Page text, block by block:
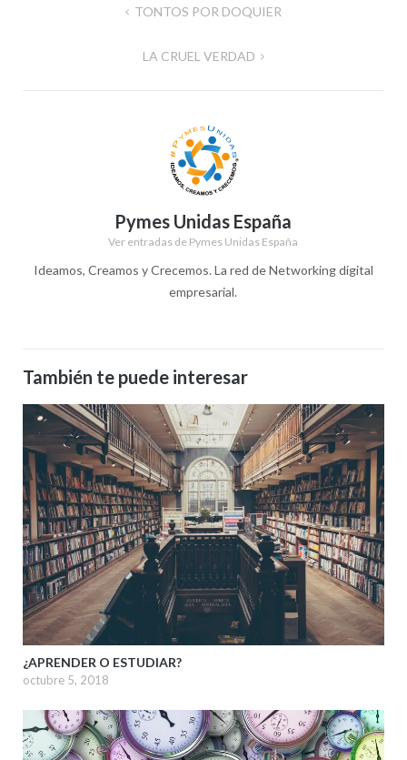
Navegación TONTOS POR DOQUIER
LA CRUEL VERDAD
Pymes Unidas España
Ver entradas de Pymes Unidas España
Ideamos, Creamos y Crecemos. La red de Networking digital
empresarial.
También te puede interesar
¿APRENDER O ESTUDIAR?
octubre 5, 2018